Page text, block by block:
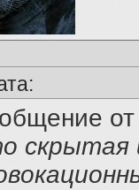
от
скрытая